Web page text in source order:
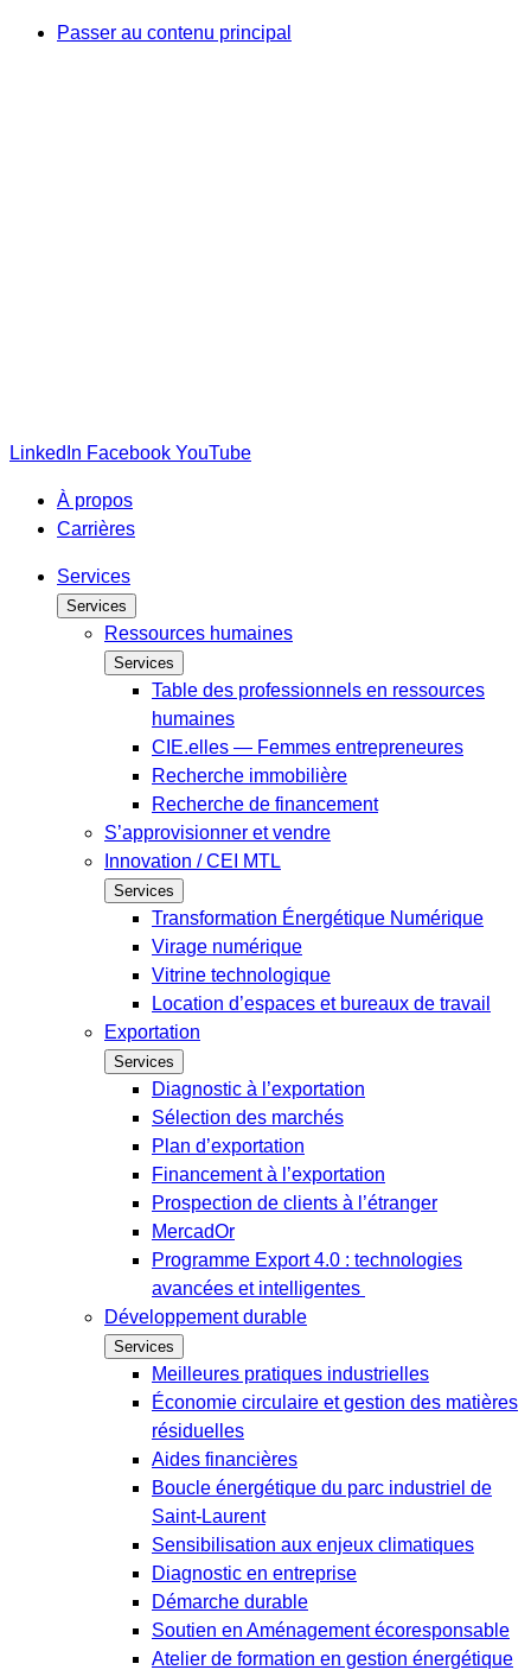
Passer au contenu principal
LinkedIn Facebook YouTube
À propos
Carrières
Services
Services
Ressources humaines
Services
Table des professionnels en ressources
humaines
CIE.elles — Femmes entrepreneures
Recherche immobilière
Recherche de financement
S’approvisionner et vendre
Innovation / CEI MTL
Services
Transformation Énergétique Numérique
Virage numérique
Vitrine technologique
Location d’espaces et bureaux de travail
Exportation
Services
Diagnostic à l’exportation
Sélection des marchés
Plan d’exportation
Financement à l’exportation
Prospection de clients à l’étranger
MercadOr
Programme Export 4.0 : technologies
avancées et intelligentes
Développement durable
Services
Meilleures pratiques industrielles
Économie circulaire et gestion des matières
résiduelles
Aides financières
Boucle énergétique du parc industriel de
Saint-Laurent
Sensibilisation aux enjeux climatiques
Diagnostic en entreprise
Démarche durable
Soutien en Aménagement écoresponsable
Atelier de formation en gestion énergétique